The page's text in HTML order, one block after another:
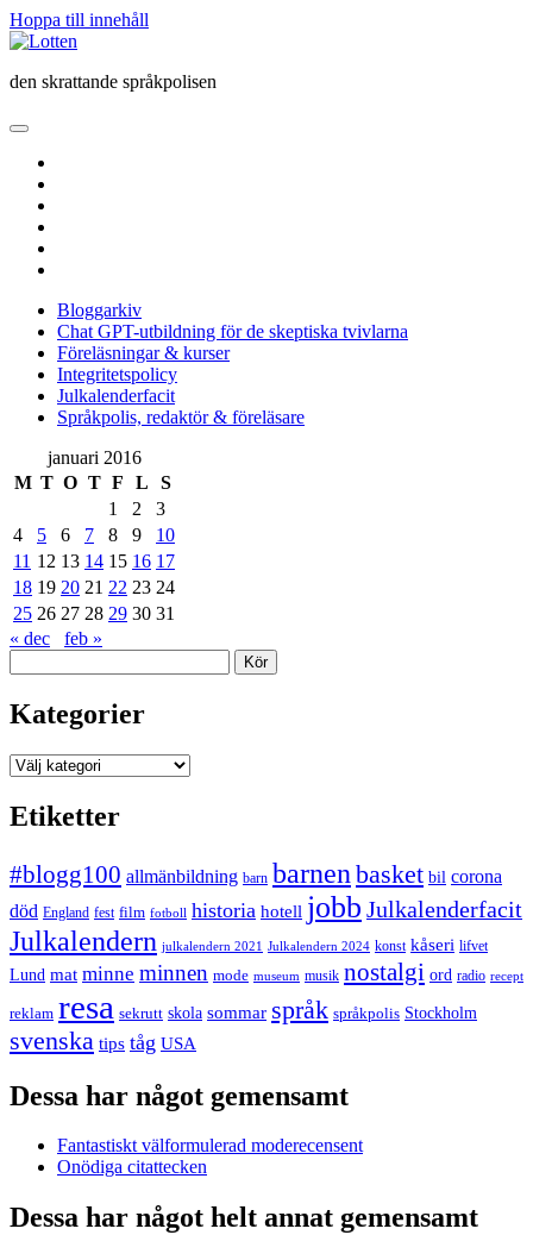
Hoppa till innehåll
Lotten
den skrattande språkpolisen
öppna
meny
Bloggarkiv
Chat GPT-utbildning för de skeptiska tvivlarna
Föreläsningar & kurser
Integritetspolicy
Julkalenderfacit
Språkpolis, redaktör & föreläsare
Sidopanel
januari 2016
M T O T F L
S
1
2
3
4
5 6 7 8 9
10
11 12 13 14 15 16 17
18 19 20 21 22 23 24
25 26 27 28 29 30 31
« dec
feb »
Kategorier
Kategorier
Etiketter
#blogg100 allmänbildning barn barnen basket bil corona
död England fest film fotboll historia hotell jobb Julkalenderfacit
Julkalendern julkalendern 2021 Julkalendern 2024 konst kåseri lifvet
Lund mat minne minnen mode museum musik nostalgi ord radio recept
reklam resa sekrutt skola sommar språk språkpolis Stockholm
svenska tips tåg USA
Dessa har något gemensamt
Fantastiskt välformulerad moderecensent
Onödiga citattecken
Dessa har något helt annat gemensamt